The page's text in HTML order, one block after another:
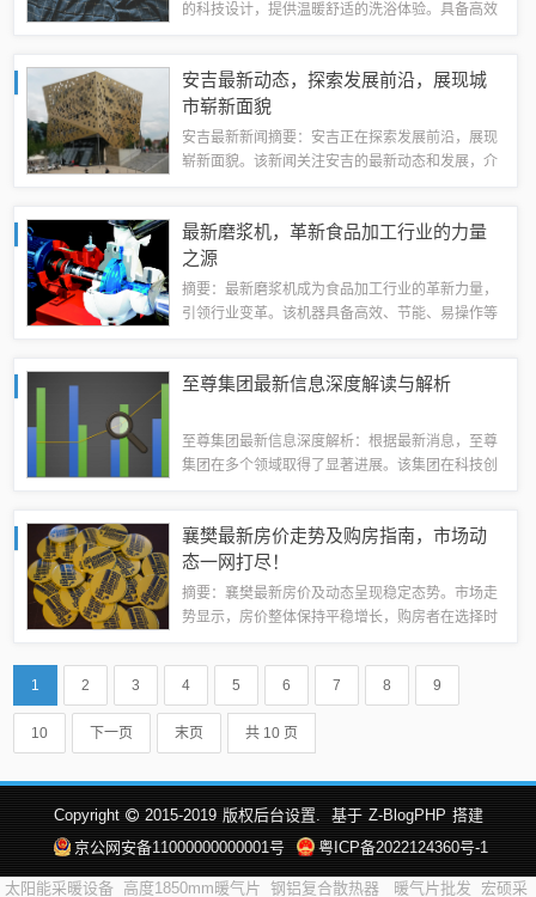
的科技设计，提供温暖舒适的洗浴体验。具备高效
观时尚简约，适应各种浴室装修风格。松下最...
安吉最新动态，探索发展前沿，展现城
市崭新面貌
安吉最新新闻摘要：安吉正在探索发展前沿，展现
崭新面貌。该新闻关注安吉的最新动态和发展，介
社会等各个领域的发展。该新闻旨在展示安吉...
最新磨浆机，革新食品加工行业的力量
之源
摘要：最新磨浆机成为食品加工行业的革新力量，
引领行业变革。该机器具备高效、节能、易操作等
命，推动行业向更加现代化、自动化、智能化...
至尊集团最新信息深度解读与解析
至尊集团最新信息深度解析：根据最新消息，至尊
集团在多个领域取得了显著进展。该集团在科技创
伴关系，至尊集团正朝着更高的目标迈进。至...
襄樊最新房价走势及购房指南，市场动
态一网打尽！
摘要：襄樊最新房价及动态呈现稳定态势。市场走
势显示，房价整体保持平稳增长，购房者在选择时
南，帮助购房者了解市场动态、区域特点、房屋类
型和价格区间等信息，以便做出明智的购房决...
1 2 3 4 5 6 7 8 9
10 下一页 末页 共 10 页
Copyright 2015-2019 版权后台设置. 基于 Z-BlogPHP 搭建
京公网安备11000000000001号
粤ICP备2022124360号-1
太阳能采暖设备 高度1850mm暖气片 钢铝复合散热器 暖气片批发 宏硕采